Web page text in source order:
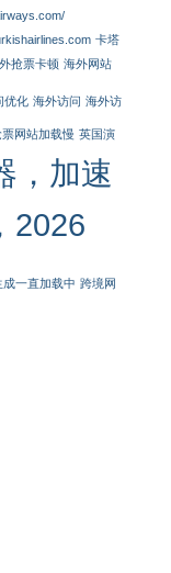
卡塔
抢票卡顿 海外网站
优化 海外访问 海外访
网站加载慢 英国演
，加速
2026
成一直加载中 跨境网